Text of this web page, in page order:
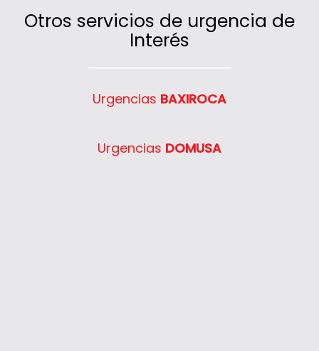
Otros servicios de urgencia de
Interés
Urgencias BAXIROCA
Urgencias DOMUSA